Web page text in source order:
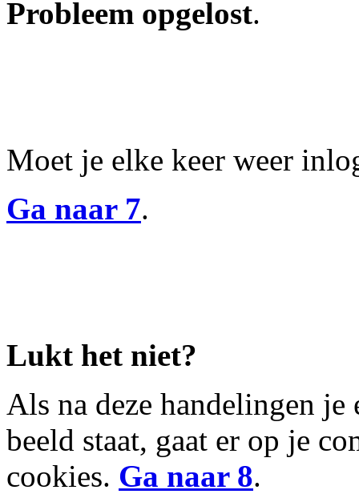
Probleem opgelost.
Moet je elke keer weer
Ga naar 7.
Lukt het niet?
Als na deze handelingen
beeld staat, gaat er op je
cookies. Ga naar 8.